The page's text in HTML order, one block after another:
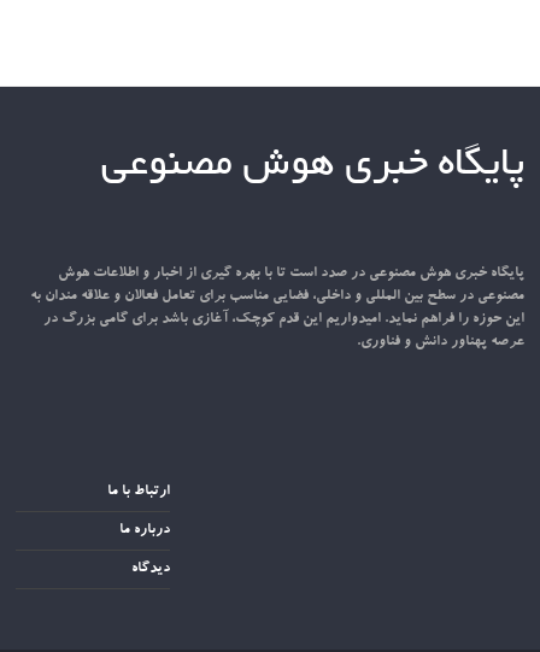
پایگاه خبری هوش مصنوعی
پایگاه خبری هوش مصنوعی در صدد است تا با بهره گیری از اخبار و اطلاعات هوش
مصنوعی در سطح بین المللی و داخلی، فضایی مناسب برای تعامل فعالان و علاقه مندان به
این حوزه را فراهم نماید. امیدواریم این قدم کوچک، آغازی باشد برای گامی بزرگ در
عرصه پهناور دانش و فناوری.
ارتباط با ما
درباره ما
دیدگاه